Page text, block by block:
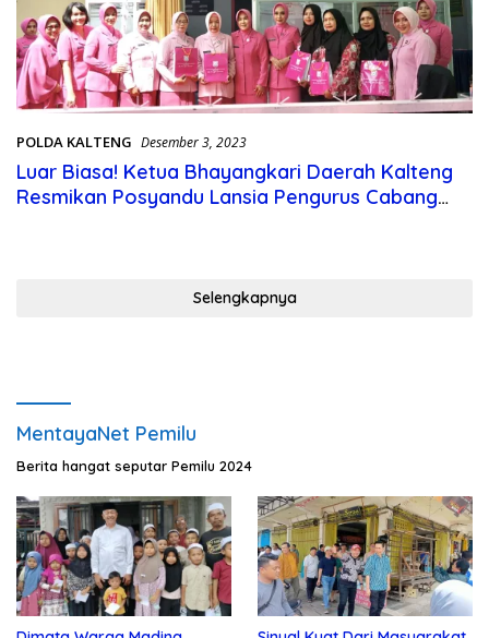
POLDA KALTENG Desember 3, 2023
Luar Biasa! Ketua Bhayangkari Daerah Kalteng
Resmikan Posyandu Lansia Pengurus Cabang
Selengkapnya
MentayaNet Pemilu
Berita hangat seputar Pemilu 2024